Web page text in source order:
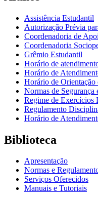
Assistência Estudantil
Autorização Prévia
Coordenadoria de
Coordenadoria
Grêmio Estudantil
Horário de
Horário de
Horário de Orientação
Normas de Segurança
Regime de Exercícios
Regulamento
Horário de
Biblioteca
Apresentação
Normas e
Serviços Oferecidos
Manuais e Tutoriais